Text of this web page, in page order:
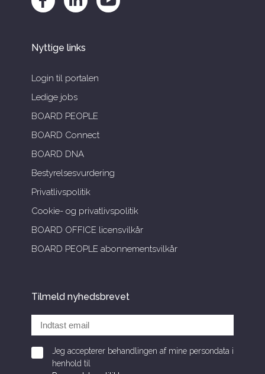
Nyttige links
Login til portalen
Ledige jobs
BOARD PEOPLE
BOARD Connect
BOARD DNA
Bestyrelsesvurdering
Privatlivspolitik
Cookie- og privatlivspolitik
BOARD OFFICE licensvilkår
BOARD PEOPLE abonnementsvilkår
Tilmeld nyhedsbrevet
Jeg accepterer behandlingen af mine persondata i
henhold til